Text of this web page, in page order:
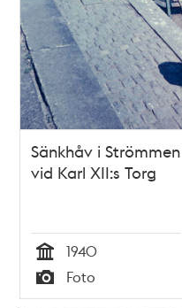
Sänkhåv i Strömmen
vid Karl XII:s Torg
Tid
1940
Typ
Foto